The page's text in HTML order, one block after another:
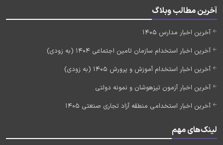
آخرین مطالب وبلاگ
آخرین اخبار مدارس 1405
آخرین اخبار استخدام سازمان تامین اجتماعی 1404 (به زودی)
آخرین اخبار استخدام آموزش و پرورش 1405 (به زودی)
آخرین اخبار آزمون تیزهوشان و نمونه دولتی
آخرین اخبار استخدامی منطقه آزاد تجاری صنعتی 1405
لینک‌های مهم